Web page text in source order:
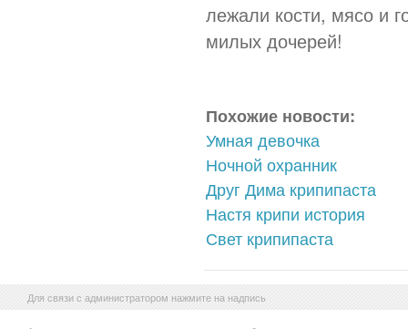
лежали кости, мясо и
милых дочерей!
Похожие новости:
Умная девочка
Ночной охранник
Друг Дима крипипаста
Настя крипи история
Свет крипипаста
Для связи с администратором нажмите на надпись